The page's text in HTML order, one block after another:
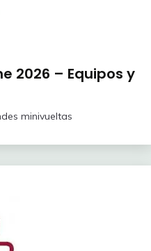
2026 – Equipos y
minivueltas